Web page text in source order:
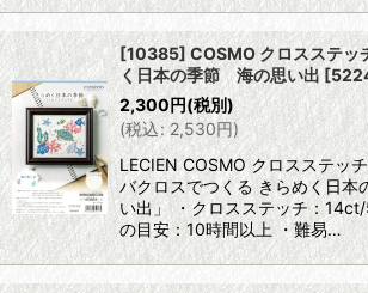
[10385] COSMO クロスステッ
く日本の季節 海の思い出[
2,300円(税別)
(税込: 2,530円)
LECIEN COSMO クロスステッ
バクロスでつくる きらめく日本
い出」 ・クロスステッチ：
の目安：10時間以上 ・難易…